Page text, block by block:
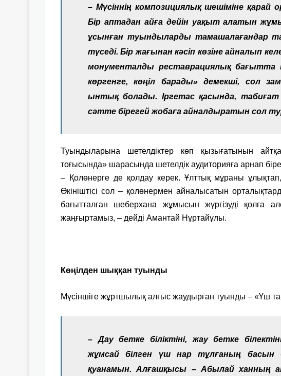
– Мүсіннің композициялық шешіміне
Бір аптадан айға дейін уақыт алатын
ұсынған туындыларды тамашалағандар
түседі. Бір жағынан кәсіп көзіне айналып
монументалды реставрациялық
көргенге, көңіл барады» демекші, сол
ынтық болады. Іргетас қасында, табиғат
сәтте бірегей жобаға айналдыратын сол
Туындыларына шетелдіктер көп қызығатынын
тоғысында» шарасында шетелдік аудиторияға арнап
– Қолөнерге де қолдау керек. Ұлттық мұраны ұлықтап,
Өкініштісі сол – қолөнермен айналысатын
бағытталған шеберхана жұмысын жүргізуді қолға
жаңғыртамыз, – дейді Амантай Нұртайұлы.
Көңілден шыққан туынды
Мүсіншіге жұртшылық алғыс жаудырған туынды – «Үш
– Дау бетке біліктіні, жау бетке
жұмсай білген үш нар тұлғаның басын
қуанамын. Алғашқысы – Абылай ханның